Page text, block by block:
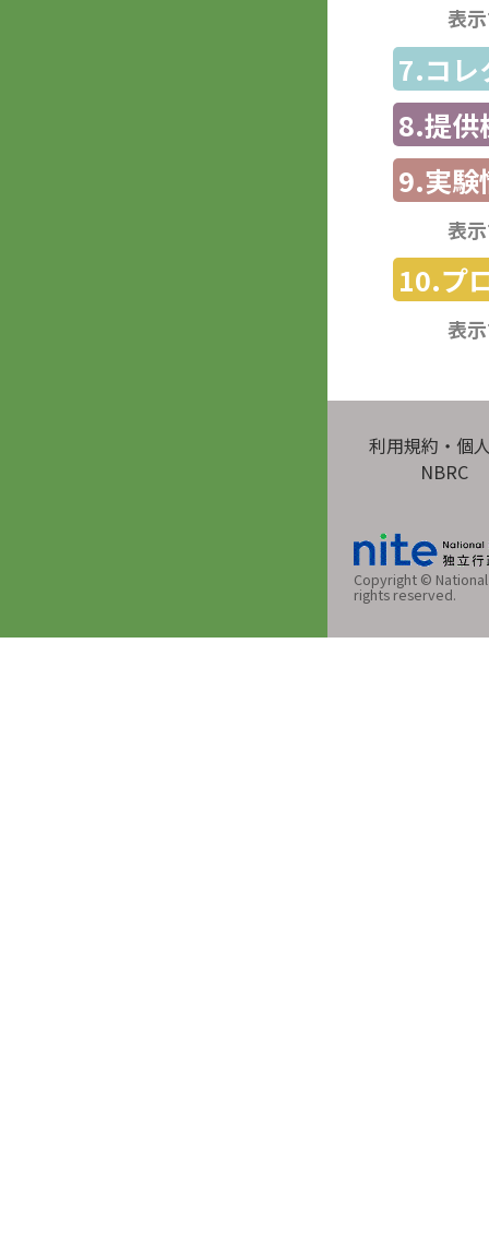
表
7.コレ
8.提供
9.実験
表
10.プ
表
利用規約・個
NBRC
Copyright ©
rights reserved.